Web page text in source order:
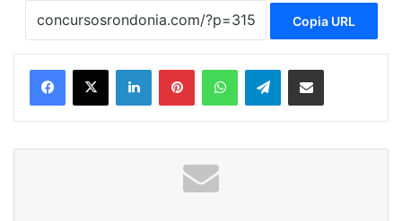
Copia URL
LinkedinPinterestWhatsAppTelegramCompartilhar via e-mail